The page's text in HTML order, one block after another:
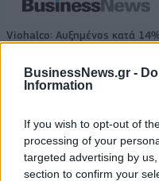
BusinessNews.gr -
Information
If you wish to opt-out of
processing of your
targeted advertising by
section to confirm your
Viohalco: Αυξημένος κατά
τα EBITDA
Η συμφωνία Arval-Athlon